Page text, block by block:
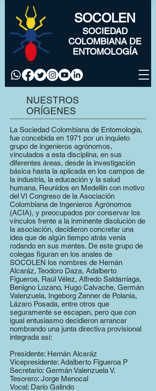
SOCOLEN
SOCIEDAD
COLOMBIANA DE
ENTOMOLOGÍA
NUESTROS
ORÍGENES
La Sociedad Colombiana de Entomología,
fue concebida en 1971 por un inquieto
grupo de ingenieros agrónomos,
vinculados a esta disciplina, en sus
diferentes áreas, desde la investigación
básica hasta la aplicada en los campos de
la industria, la educación y la salud
humana. Reunidos en Medellín con motivo
del VI Congreso de la Asociación
Colombiana de Ingenieros Agrónomos
(ACIA), y preocupados por conservar los
vínculos frente a la inminente disolución de
la asociación, decidieron concretar una
idea que de algún tiempo atrás venía
rodando en sus mentes. De este grupo de
colegas figuran en los anales de
SOCOLEN los nombres de Hernán
Alcaráz, Teodoro Daza, Adalberto
Figueroa, Raúl Vélez, Alfredo Saldarriaga,
Benigno Lozano, Hugo Calvache, Germán
Valenzuela, Ingeborg Zenner de Polania,
Lázaro Posada, entre otros que
seguramente se escapan, pero que con
igual entusiasmo decidieron arrancar
nombrando una junta directiva provisional
integrada así:
Presidente: Hernán Alcaráz
Vicepresidente: Adalberto Figueroa P
Secretario: Germán Valenzuela V.
Tesorero: Jorge Menocal
Vocal: Darío Galindo